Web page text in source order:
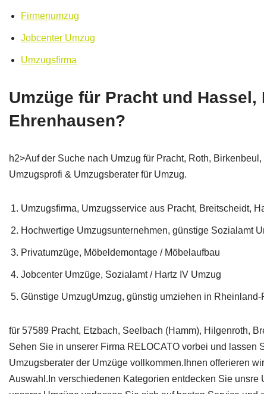
Firmenumzug
Jobcenter Umzug
Umzugsfirma
Umzüge für Pracht und
Ehrenhausen?
h2>Auf der Suche nach Umzug für Pracht, Roth,
Umzugsprofi & Umzugsberater für Umzug.
Umzugsfirma, Umzugsservice aus Pracht, Breitscheidt,
Hochwertige Umzugsunternehmen, günstige Sozialamt
Privatumzüge, Möbeldemontage / Möbelaufbau
Jobcenter Umzüge, Sozialamt / Hartz IV Umzug
Günstige UmzugUmzug, günstig umziehen in Rheinland-
für 57589 Pracht, Etzbach, Seelbach (Hamm), Hilgenroth,
Sehen Sie in unserer Firma RELOCATO vorbei und lassen
Umzugsberater der Umzüge vollkommen.Ihnen offerieren
Auswahl.In verschiedenen Kategorien entdecken Sie